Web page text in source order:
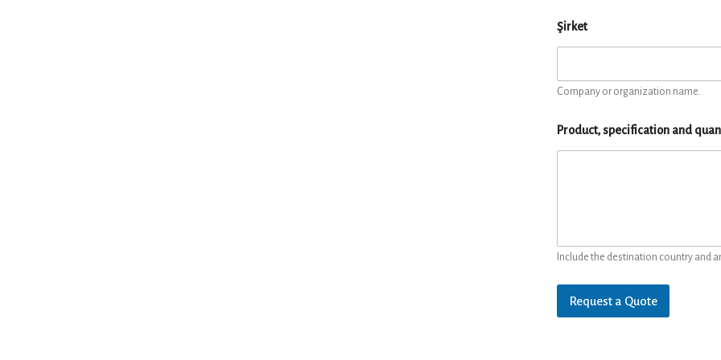
Şirket
Company or organization name.
Product, specification and
Include the destination country and
Request a Quote